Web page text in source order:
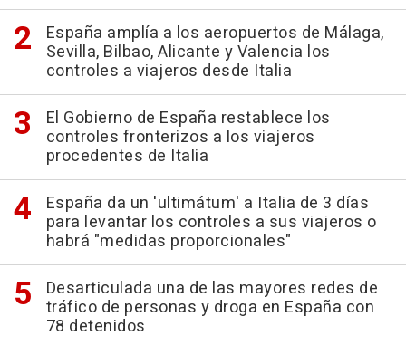
España amplía a los aeropuertos de Málaga,
Sevilla, Bilbao, Alicante y Valencia los
controles a viajeros desde Italia
El Gobierno de España restablece los
controles fronterizos a los viajeros
procedentes de Italia
España da un 'ultimátum' a Italia de 3 días
para levantar los controles a sus viajeros o
habrá "medidas proporcionales"
Desarticulada una de las mayores redes de
tráfico de personas y droga en España con
78 detenidos